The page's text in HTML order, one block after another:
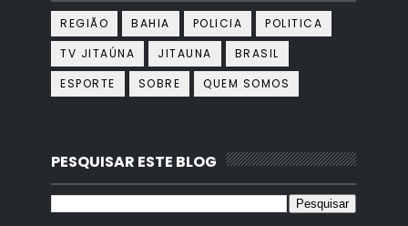
REGIÃO BAHIA POLICIA
POLITICA
TV JITAÚNA
JITAUNA
BRASIL
ESPORTE
SOBRE QUEM SOMOS
PESQUISAR ESTE BLOG